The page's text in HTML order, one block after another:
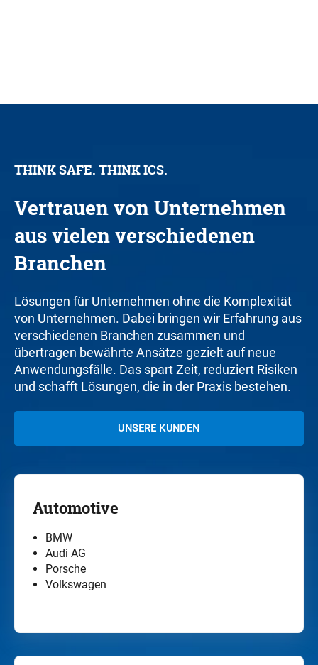
THINK SAFE. THINK ICS.
Vertrauen von Unternehmen
aus vielen verschiedenen
Branchen
Lösungen für Unternehmen ohne die Komplexität
von Unternehmen. Dabei bringen wir Erfahrung aus
verschiedenen Branchen zusammen und
übertragen bewährte Ansätze gezielt auf neue
Anwendungsfälle. Das spart Zeit, reduziert Risiken
und schafft Lösungen, die in der Praxis bestehen.
UNSERE KUNDEN
Automotive
BMW
Audi AG
Porsche
Volkswagen